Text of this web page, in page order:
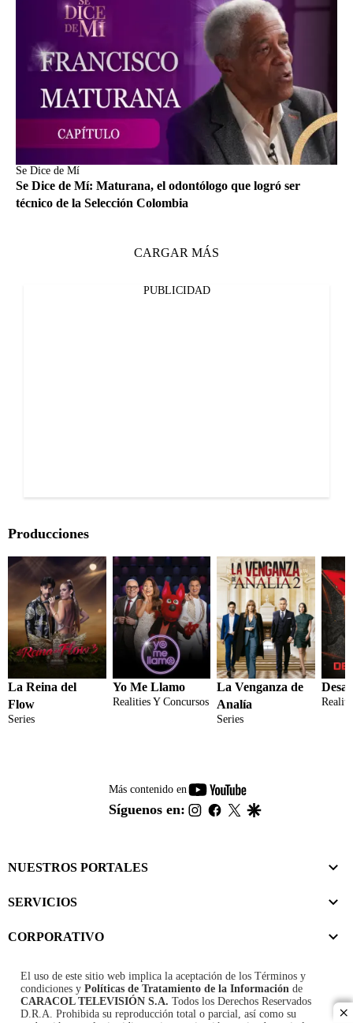
Se Dice de Mí
Se Dice de Mí: Maturana, el odontólogo que logró ser
técnico de la Selección Colombia
CARGAR MÁS
PUBLICIDAD
Producciones
La Reina del
Flow
Series
Yo Me Llamo
Realities Y Concursos
La Venganza de
Analía
Series
Más contenido en
youtube-
footer
Síguenos en: instagram
facebook
twitter
NUESTROS PORTALES
SERVICIOS
CORPORATIVO
El uso de este sitio web implica la aceptación de los Términos y
condiciones y Políticas de Tratamiento de la Información de
CARACOL TELEVISIÓN S.A. Todos los Derechos Reservados
D.R.A. Prohibida su reproducción total o parcial, así como su